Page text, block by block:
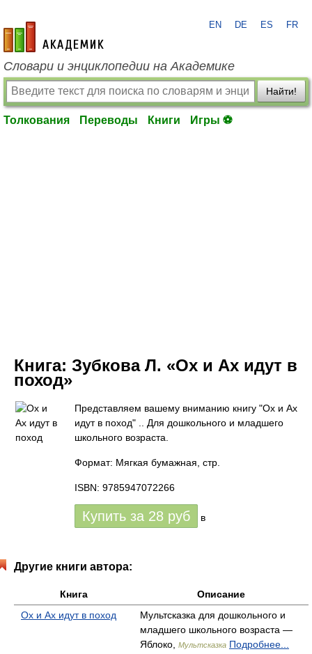
academic.ru
EN DE ES FR
Словари и энциклопедии на Академике
Найти!
Толкования Переводы Книги Игры ⚽
Книга: Зубкова Л. «Ох и Ах идут в
поход»
Представляем вашему вниманию книгу "Ох и Ах
идут в поход" .. Для дошкольного и младшего
школьного возраста.
Формат: Мягкая бумажная, стр.
ISBN: 9785947072266
Купить за 28 руб в
Другие книги автора:
Книга
Описание
Ох и Ах идут в поход
Мультсказка для дошкольного и
младшего школьного возраста —
Яблоко,
Мультсказка Подробнее...